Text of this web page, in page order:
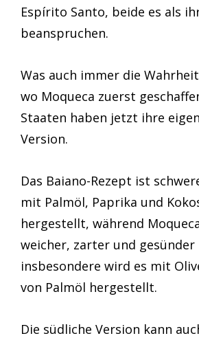
Espírito Santo, beide es als
beanspruchen.
Was auch immer die
wo Moqueca zuerst
Staaten haben jetzt ihre
Version.
Das Baiano-Rezept ist
mit Palmöl, Paprika und
hergestellt, während
weicher, zarter und gesünder
insbesondere wird es mit
von Palmöl hergestellt.
Die südliche Version kann